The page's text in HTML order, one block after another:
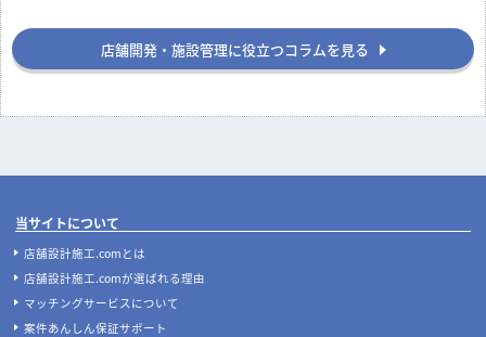
店舗開発・施設管理に役立つコラムを見る
当サイトについて
店舗設計施工.comとは
店舗設計施工.comが選ばれる理由
マッチングサービスについて
案件あんしん保証サポート